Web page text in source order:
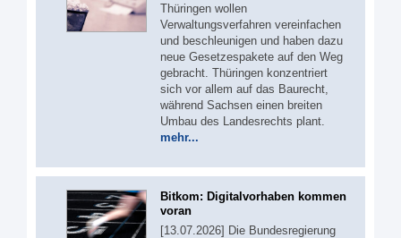
Thüringen wollen
Verwaltungsverfahren vereinfachen
und beschleunigen und haben dazu
neue Gesetzespakete auf den Weg
gebracht. Thüringen konzentriert
sich vor allem auf das Baurecht,
während Sachsen einen breiten
Umbau des Landesrechts plant.
mehr...
Bitkom: Digitalvorhaben kommen
voran
[13.07.2026] Die Bundesregierung